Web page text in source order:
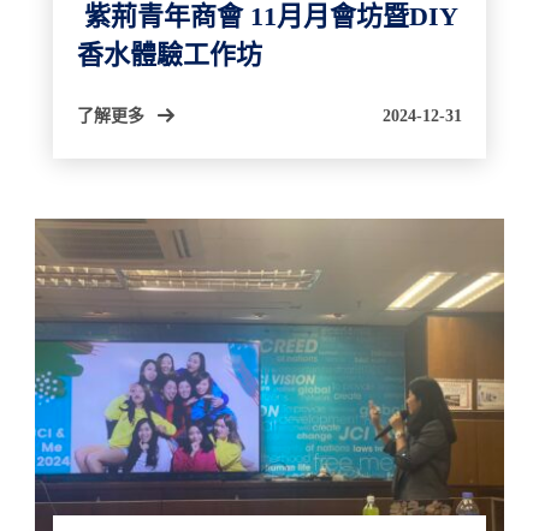
紫荊青年商會 11月月會坊暨DIY
香水體驗工作坊
了解更多 2024-12-31